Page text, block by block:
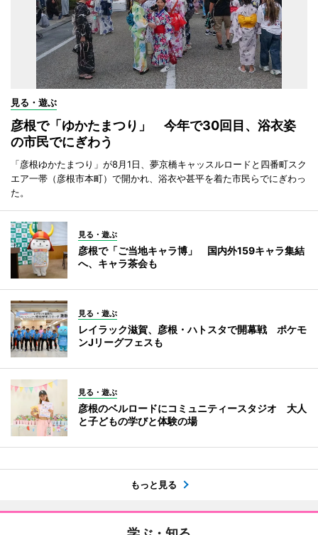
見る・遊ぶ
彦根で「ゆかたまつり」 今年で30回目、浴衣姿
の市民でにぎわう
「彦根ゆかたまつり」が8月1日、夢京橋キャッスルロードと四番町スク
エア一帯（彦根市本町）で開かれ、浴衣や甚平を着た市民らでにぎわっ
た。
見る・遊ぶ
彦根で「ご当地キャラ博」 国内外159キャラ集結
へ、キャラ茶会も
見る・遊ぶ
レイラック滋賀、彦根・ハトスタで開幕戦 ポケモ
ンJリーグフェスも
見る・遊ぶ
彦根のベルロードにコミュニティースタジオ 大人
と子どもの学びと体験の場
もっと見る